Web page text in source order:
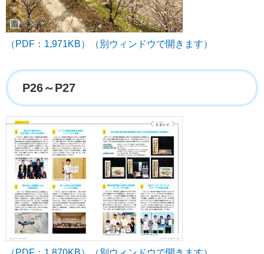
（PDF：1,971KB）（別ウィンドウで開きます）
P26～P27